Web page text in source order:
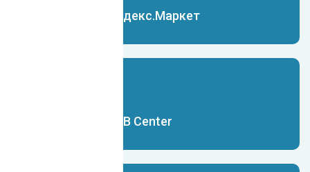
Чат-бот для Яндекс.Маркет
Чат-бот для B2B Center